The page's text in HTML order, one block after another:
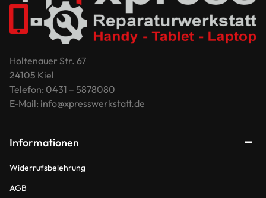
Holtenauer Str. 67
24105 Kiel
Telefon: 0431 – 5878080
E-Mail: info@xpresswerkstatt.de
Informationen
Widerrufsbelehrung
AGB